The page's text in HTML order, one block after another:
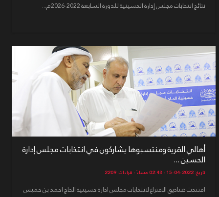
نتائج انتخابات مجلس إدارة الحسينية للدورة السابعة 2022-2026م...
أهالي القرية ومنتسبوها يشاركون في انتخابات مجلس إدارة
الحسين ...
تاريخ: 2022-04-15 - 02:43 مساءً - قراءات: 2209
افتتحت صناديق الاقتراع لانتخابات مجلس ادارة حسينية الحاج احمد بن خميس